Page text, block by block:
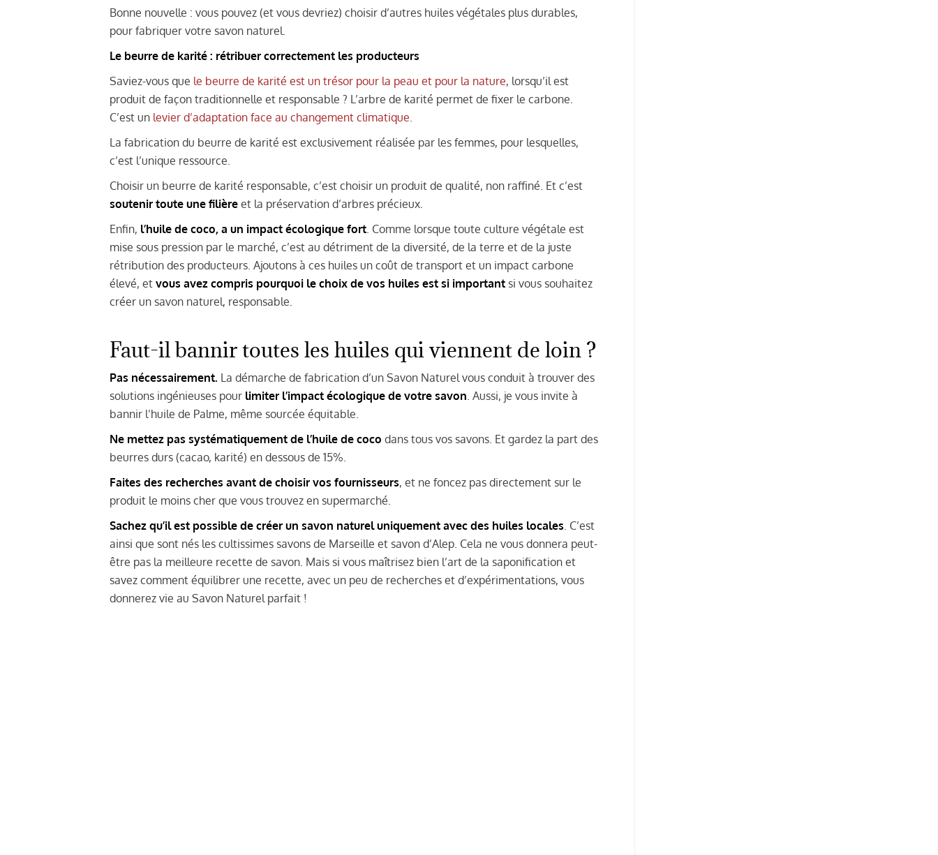
Bonne nouvelle : vous pouvez (et vous devriez) choisir d’autres huiles végétales plus durables,
pour fabriquer votre savon naturel.
Le beurre de karité : rétribuer correctement les producteurs
Saviez-vous que le beurre de karité est un trésor pour la peau et pour la nature, lorsqu’il est
produit de façon traditionnelle et responsable ? L’arbre de karité permet de fixer le carbone.
C’est un levier d’adaptation face au changement climatique.
La fabrication du beurre de karité est exclusivement réalisée par les femmes, pour lesquelles,
c’est l’unique ressource.
Choisir un beurre de karité responsable, c’est choisir un produit de qualité, non raffiné. Et c’est
soutenir toute une filière et la préservation d’arbres précieux.
Enfin, l’huile de coco, a un impact écologique fort . Comme lorsque toute culture végétale est
mise sous pression par le marché, c’est au détriment de la diversité, de la terre et de la juste
rétribution des producteurs. Ajoutons à ces huiles un coût de transport et un impact carbone
élevé, et vous avez compris pourquoi le choix de vos huiles est si important si vous souhaitez
créer un savon naturel, responsable.
Faut-il bannir toutes les huiles qui viennent de loin ?
Pas nécessairement. La démarche de fabrication d’un Savon Naturel vous conduit à trouver des
solutions ingénieuses pour limiter l’impact écologique de votre savon . Aussi, je vous invite à
bannir l’huile de Palme, même sourcée équitable.
Ne mettez pas systématiquement de l’huile de coco dans tous vos savons. Et gardez la part des
beurres durs (cacao, karité) en dessous de 15%.
Faites des recherches avant de choisir vos fournisseurs, et ne foncez pas directement sur le
produit le moins cher que vous trouvez en supermarché.
Sachez qu’il est possible de créer un savon naturel uniquement avec des huiles locales . C’est
ainsi que sont nés les cultissimes savons de Marseille et savon d’Alep. Cela ne vous donnera peut-
être pas la meilleure recette de savon. Mais si vous maîtrisez bien l’art de la saponification et
savez comment équilibrer une recette, avec un peu de recherches et d’expérimentations, vous
donnerez vie au Savon Naturel parfait !